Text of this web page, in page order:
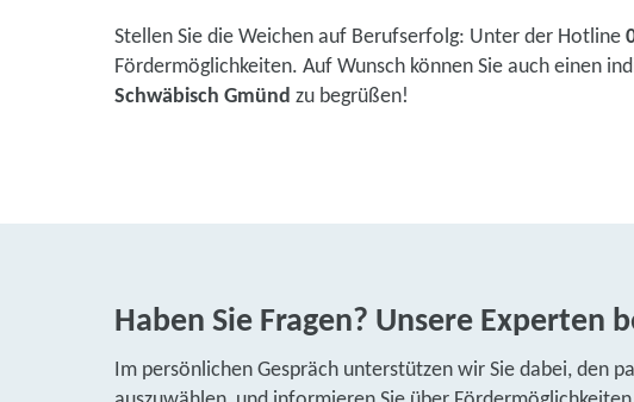
Stellen Sie die Weichen auf Berufserfolg: Unter der Hotline
Fördermöglichkeiten. Auf Wunsch können Sie auch einen
Schwäbisch Gmünd zu begrüßen!
Haben Sie Fragen? Unsere Experten
Im persönlichen Gespräch unterstützen wir Sie dabei, den